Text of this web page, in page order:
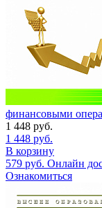
финансовыми
1 448 руб.
1 448 руб.
В корзину
579 руб. Онлайн
Ознакомиться